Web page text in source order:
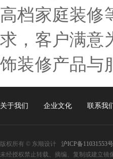
高档家庭装修
求，客户满意
饰装修产品与
关于我们 企业文化 联系我
版权所有 © 东顺设计
沪ICP备11031553
未经授权禁止转载、摘编、复制或建立镜